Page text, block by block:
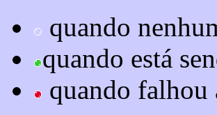
quando
quando está
quando falhou